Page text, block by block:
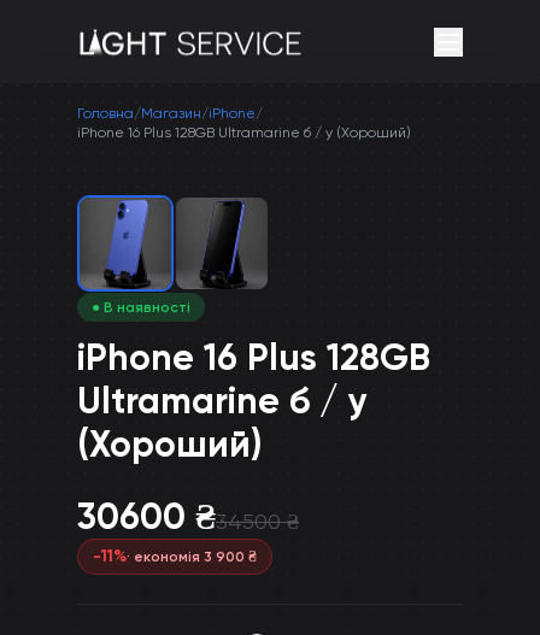
Головна/Магазин/iPhone/
iPhone 16 Plus 128GB Ultramarine б / у (Хороший)
● В наявності
iPhone 16 Plus 128GB
Ultramarine б / у
(Хороший)
30600 ₴34500₴
-11%· економія 3 900 ₴